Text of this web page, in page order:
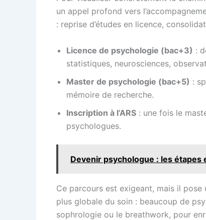
un appel profond vers
: reprise d’études en licence,
Licence de psychologie (bac+3) :
statistiques, neurosciences,
Master de psychologie (bac+5) :
mémoire de recherche.
Inscription à l’ARS : une fois le
psychologues.
Devenir psychologue : les étapes
Ce parcours est exigeant, mais il
plus globale du soin : beaucoup de
sophrologie ou le breathwork, pour